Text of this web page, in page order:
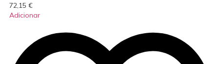
72,15 €
Adicionar